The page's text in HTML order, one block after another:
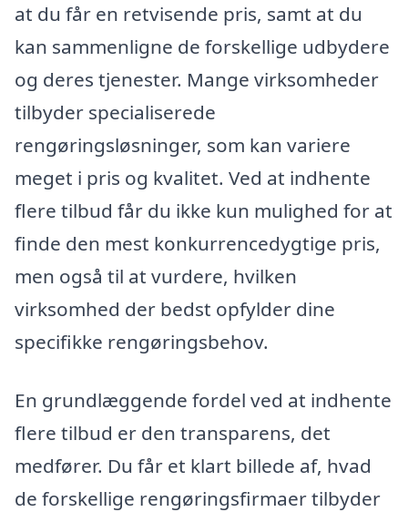
at du får en retvisende pris, samt at du
kan sammenligne de forskellige udbydere
og deres tjenester. Mange virksomheder
tilbyder specialiserede
rengøringsløsninger, som kan variere
meget i pris og kvalitet. Ved at indhente
flere tilbud får du ikke kun mulighed for at
finde den mest konkurrencedygtige pris,
men også til at vurdere, hvilken
virksomhed der bedst opfylder dine
specifikke rengøringsbehov.
En grundlæggende fordel ved at indhente
flere tilbud er den transparens, det
medfører. Du får et klart billede af, hvad
de forskellige rengøringsfirmaer tilbyder